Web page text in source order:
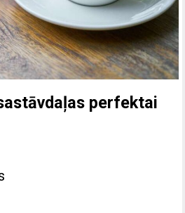
perfektai